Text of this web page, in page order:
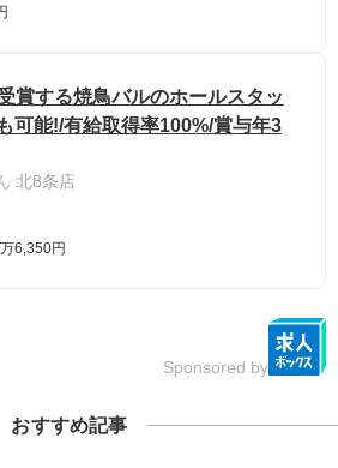
賞する焼鳥バルのホールスタッ
可能!/有給取得率100%/賞与年3
北8条店
6,350円
Sponsored by
おすすめ記事